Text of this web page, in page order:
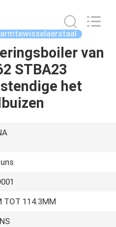
van
STBA23
het
TOT 114.3MM